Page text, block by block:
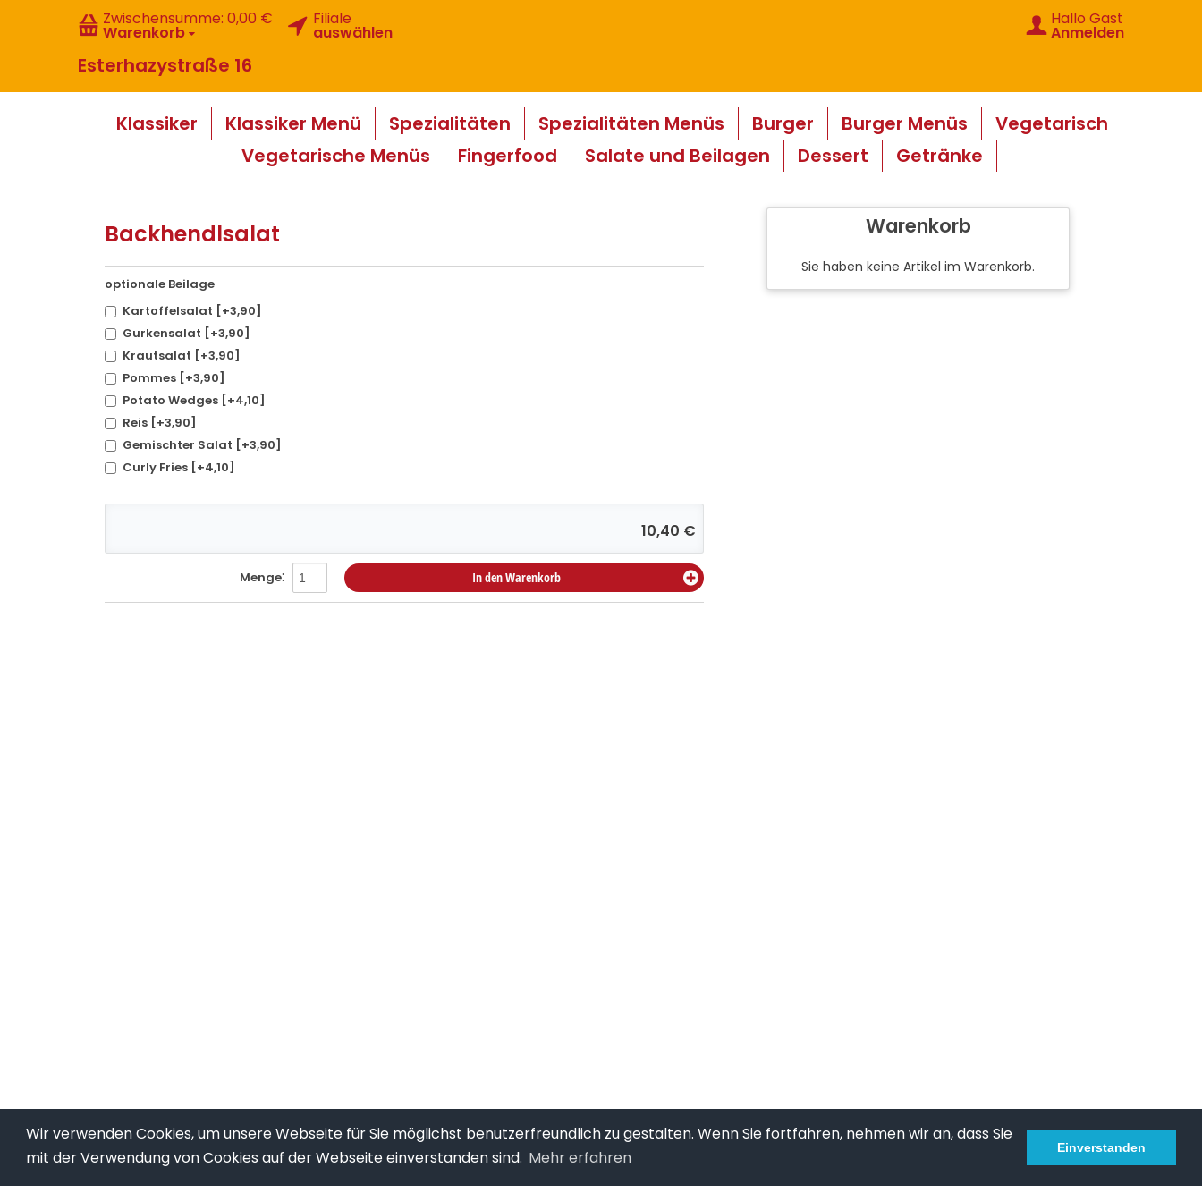
Wir verwenden Cookies, um unsere Webseite für Sie möglichst benutzerfreundlich zu gestalten. Wenn Sie fortfahren, nehmen wir an, dass Sie
mit der Verwendung von Cookies auf der Webseite einverstanden sind. Mehr erfahren Einverstanden
Zwischensumme: 0,00 €
Warenkorb
Filiale
auswählen
Hallo Gast
Anmelden
Esterhazystraße 16
Klassiker Klassiker Menü Spezialitäten Spezialitäten Menüs Burger Burger Menüs
Vegetarisch
Vegetarische Menüs
Fingerfood Salate und Beilagen Dessert Getränke
Backhendlsalat
optionale Beilage
Kartoffelsalat [+3,90]
Gurkensalat [+3,90]
Krautsalat [+3,90]
Pommes [+3,90]
Potato Wedges [+4,10]
Reis [+3,90]
Gemischter Salat [+3,90]
Curly Fries [+4,10]
10,40 €
Menge: In den Warenkorb
Warenkorb
Sie haben keine Artikel im Warenkorb.